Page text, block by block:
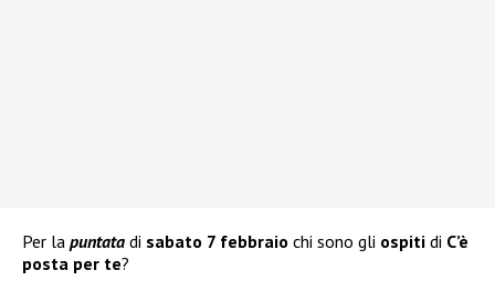
Per la puntata di sabato 7 febbraio chi sono gli ospiti di C’è
posta per te?